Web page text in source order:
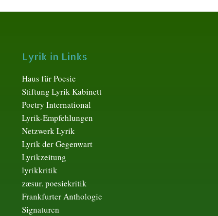
Lyrik in Links
Haus für Poesie
Stiftung Lyrik Kabinett
Poetry International
Lyrik-Empfehlungen
Netzwerk Lyrik
Lyrik der Gegenwart
Lyrikzeitung
lyrikkritik
zæsur. poesiekritik
Frankfurter Anthologie
Signaturen